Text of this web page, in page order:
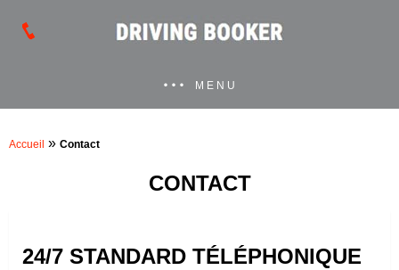
MENU
Accueil » Contact
CONTACT
24/7 STANDARD TÉLÉPHONIQUE